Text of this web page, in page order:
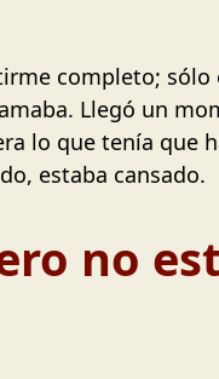
completo; sólo
Llegó un
lo que tenía que
estaba cansado.
no